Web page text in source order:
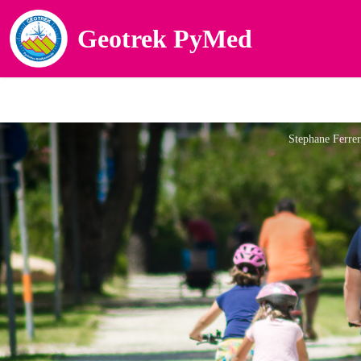
Geotrek PyMed
Stephane Ferrer